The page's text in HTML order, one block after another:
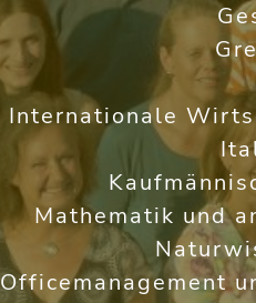
Internationale
Mathematik und
Officemanagement